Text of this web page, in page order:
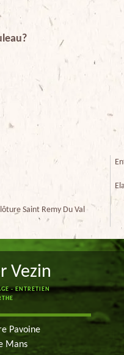
Saint Remy Du Val
Vezin
- ENTRETIEN
Pavoine
Mans